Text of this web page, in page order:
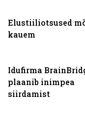
Idufirma
plaanib inimpea
siirdamist
Elustiiliotsused
kauem